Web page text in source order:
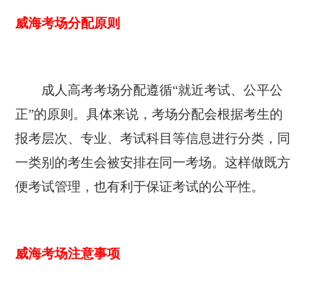
威海考场分配原则
成人高考考场分配遵循“就近考试、公平公
正”的原则。具体来说，考场分配会根据考生的
报考层次、专业、考试科目等信息进行分类，同
一类别的考生会被安排在同一考场。这样做既方
便考试管理，也有利于保证考试的公平性。
威海考场注意事项